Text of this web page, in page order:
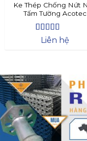
Ke Thép Chống Nứt
Tấm Tường Acotec
Được xếp
Liên hệ